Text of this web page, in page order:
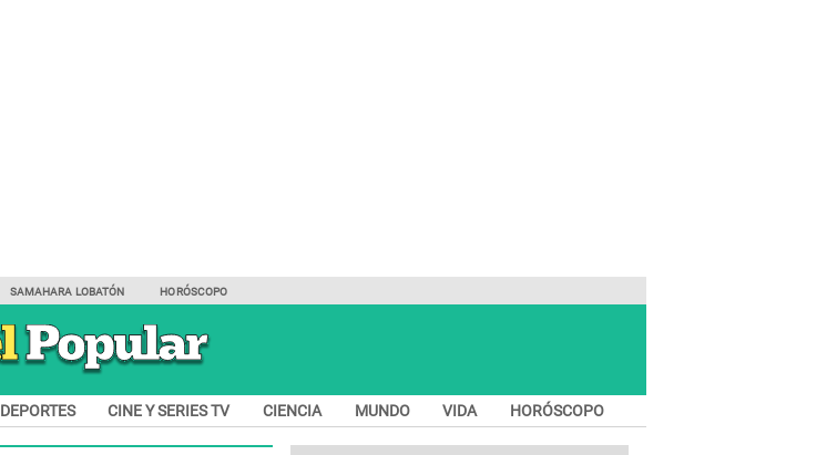
SAMAHARA LOBATÓN HORÓSCOPO
DEPORTES CINE Y SERIES TV CIENCIA MUNDO VIDA HORÓSCOPO